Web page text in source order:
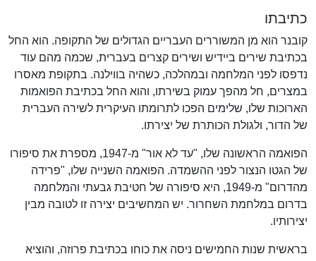
כתיבתו
קובנר הוא מן המשוררים העבריים הגדולים של התקופה. הוא החל
בכתיבת שירים ביידיש ושירים קצרים בעברית, שכמה מהם עוד
נדפסו לפני המלחמה ובמהלכה, כשהיה בווילנה. בתקופת מאסרו
במצרים, חל מהפך עמוק בשירתו, והוא החל בכתיבת הפואמות
הארוכות שלו, שלימים הפכו לתרומתו העיקרית לשירה העברית
של הדור, ולגולת הכותרת של יצירתו.
הפואמה הראשונה שלו, "עד לא אור" מ-1947, מספרת את סיפורו
של הגטו הנצור לפני ההשמדה. הפואמה השנייה שלו, "פרידה
מהדרום" מ-1949, היא סיפורה של חטיבת גבעתי והמלחמה
בדרום במלחמת השחרור. יש המחשיבים יצירה זו לטובה מבין
יצירותיו.
בראשית שנות החמישים ניסה את כוחו בכתיבת פרוזה, והוציא